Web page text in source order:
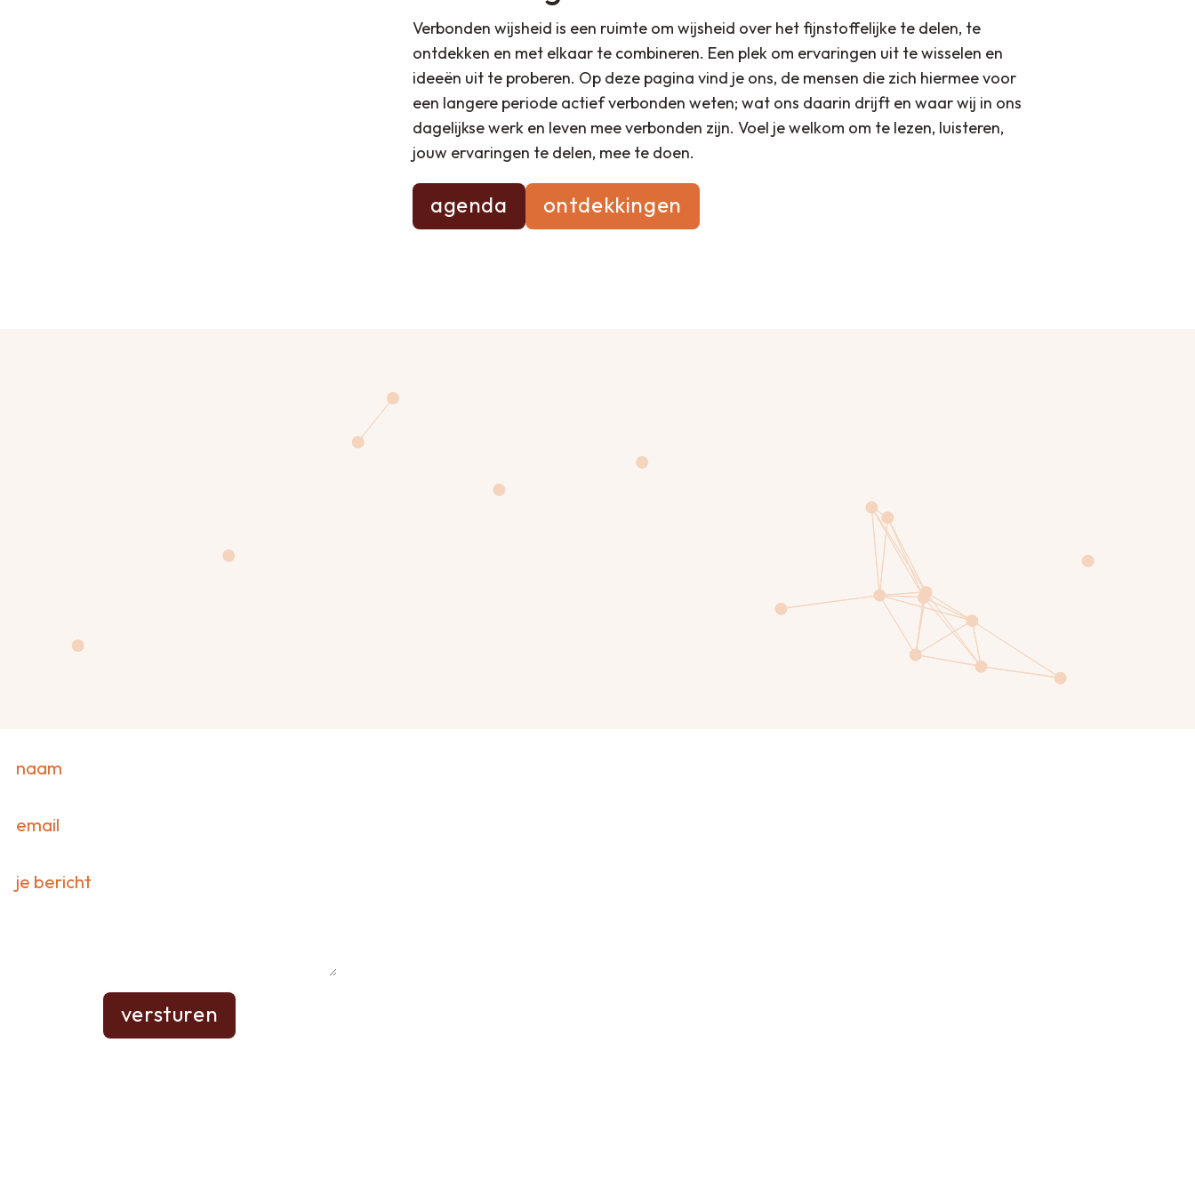
gezondheidsfreak. Via Ruimte voor Helden ben ik in aanraking gekomen met Verbonden
Wijsheid en de ontdekwandelingen. Heerlijk wandelen in de natuur, met fijne pauzes,
stilte momenten en bijzondere gesprekken. De dag afsluiten met het schrijven van een
Haiku geeft altijd een mooie kleine samenvatting en bijzondere betekenis aan de dag.
In 2024/2025 heb ik mij voor een langere periode verbonden met Verbonden wijsheid en
heb ik Stilte wandelingen in Den Haag georganiseerd. Deze organiseer ik nu vanuit mijn
eigen bedrijf Anjo Abbink Reflexologie, zie de link hieronder. Wil je me ontmoeten, kijk op
mijn website of mail me!
Verbonden wijsheid is een ruimte om wijsheid over het fijnstoffelijke te delen, te
ontdekken en met elkaar te combineren. Een plek om ervaringen uit te wisselen en
ideeën uit te proberen. Op deze pagina vind je ons, de mensen die zich hiermee voor
een langere periode actief verbonden weten; wat ons daarin drijft en waar wij in ons
dagelijkse werk en leven mee verbonden zijn. Voel je welkom om te lezen, luisteren,
jouw ervaringen te delen, mee te doen.
agenda ontdekkingen
versturen